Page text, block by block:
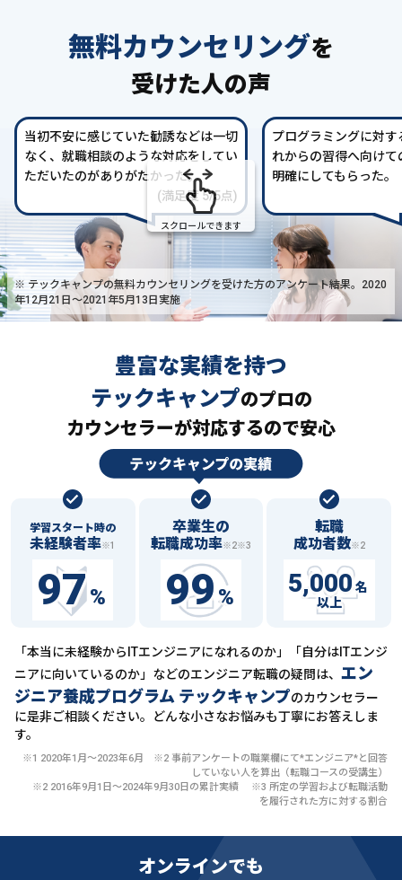
無料カウンセリングを
受けた人の声
当初不安に感じていた勧誘などは一切
なく、就職相談のような対応をしてい
ただいたのがありがたかった。
(満足度 5/5点)
プログラミングに対
れからの習得へ向け
明確にしてもらった。
スクロールできます
※ テックキャンプの無料カウンセリングを受けた方のアンケート結果。2020
年12月21日〜2021年5月13日実施
豊富な実績を持つ
テックキャンプのプロの
カウンセラーが対応するので安心
学習スタート時の
未経験者率※1
97%
卒業生の
転職成功率※2※3
99%
転職
成功者数※2
5,000 名
以上
「本当に未経験からITエンジニアになれるのか」「自分はITエンジ
ニアに向いているのか」などのエンジニア転職の疑問は、 エン
ジニア養成プログラム テックキャンプのカウンセラー
に是非ご相談ください。どんな小さなお悩みも丁寧にお答えしま
す。
※1 2020年1月〜2023年6月 ※2 事前アンケートの職業欄にて*エンジニア*と回答
していない人を算出（転職コースの受講生）
※2 2016年9月1日〜2024年9月30日の累計実績 ※3 所定の学習および転職活動
を履行された方に対する割合
オンラインでも